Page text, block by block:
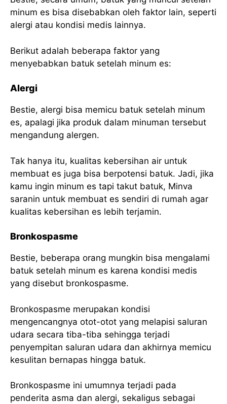
minum es bisa disebabkan oleh faktor lain, seperti
alergi atau kondisi medis lainnya.
Berikut adalah beberapa faktor yang
menyebabkan batuk setelah minum es:
Alergi
Bestie, alergi bisa memicu batuk setelah minum
es, apalagi jika produk dalam minuman tersebut
mengandung alergen.
Tak hanya itu, kualitas kebersihan air untuk
membuat es juga bisa berpotensi batuk. Jadi, jika
kamu ingin minum es tapi takut batuk, Minva
saranin untuk membuat es sendiri di rumah agar
kualitas kebersihan es lebih terjamin.
Bronkospasme
Bestie, beberapa orang mungkin bisa mengalami
batuk setelah minum es karena kondisi medis
yang disebut bronkospasme.
Bronkospasme merupakan kondisi
mengencangnya otot-otot yang melapisi saluran
udara secara tiba-tiba sehingga terjadi
penyempitan saluran udara dan akhirnya memicu
kesulitan bernapas hingga batuk.
Bronkospasme ini umumnya terjadi pada
penderita asma dan alergi, sekaligus sebagai